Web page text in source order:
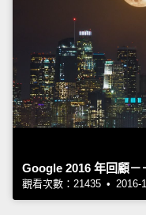
Google 2016 年回顧－
觀看次數：21435 • 2016-